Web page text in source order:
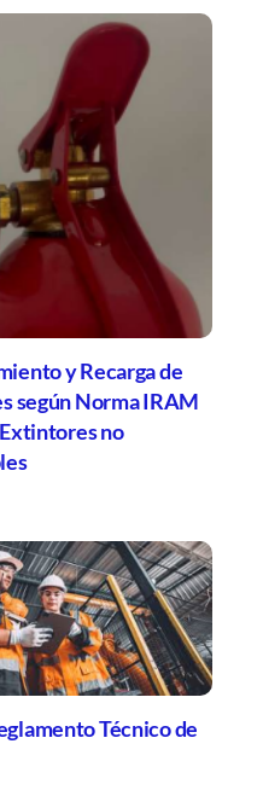
y Recarga de
según Norma IRAM
no
Técnico de